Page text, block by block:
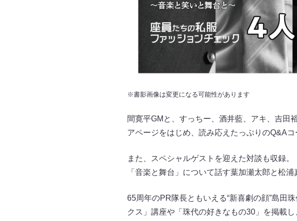
※書影画像は変更になる可能性があります
間寛平GMと、すっちー、酒井藍、アキ、吉田
アページをはじめ、読み応えたっぷりのQ&A
また、スペシャルゲストを迎えた対談も収録
「音楽と舞台」について話す葉加瀬太郎と松
65周年のPR隊長ともいえる“新喜劇の顔”島田
クス」講座や「珠代の好きなもの30」を掲載